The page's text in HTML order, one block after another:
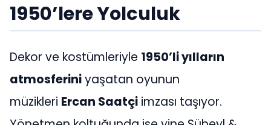
1950’lere Yolculuk
Dekor ve kostümleriyle 1950’li yılların
atmosferiniyaşatan oyunun
müzikleri Ercan Saatçi imzası taşıyor.